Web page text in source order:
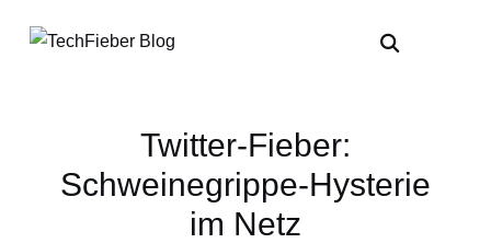
Twitter-Fieber:
Schweinegrippe-Hysterie
im Netz